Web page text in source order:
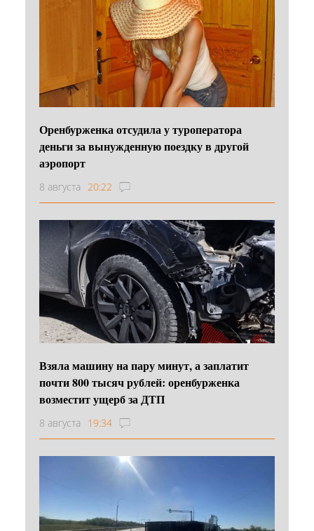
Оренбурженка отсудила у туроператора
деньги за вынужденную поездку в другой
аэропорт
8 августа 20:22
Взяла машину на пару минут, а заплатит
почти 800 тысяч рублей: оренбурженка
возместит ущерб за ДТП
8 августа 19:34